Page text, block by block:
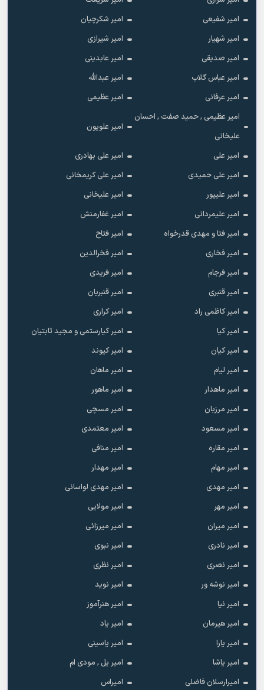
امیر شفیعی
امیر شکرچیان
امیر شهیار
امیر شیرازی
امیر صدیقی
امیر عابدینی
امیر عباس گلاب
امیر عبدالله
امیر عرفانی
امیر عظیمی
امیر عظیمی , حمید صفت , احسان
علیخانی
امیر علویون
امیر علی
امیر علی بهادری
امیر علی حمیدی
امیر علی کریمخانی
امیر علیپور
امیر علیخانی
امیر علیمردانی
امیر غفارمنش
امیر فتا و مهدی قدرخواه
امیر فتاح
امیر فخاری
امیر فخرالدین
امیر فرجام
امیر فریدی
امیر قنبری
امیر قنبریان
امیر کاظمی راد
امیر کراری
امیر کیا
امیر کیارستمی و مجید ثابتیان
امیر کیان
امیر کیوند
امیر لیام
امیر ماهان
امیر ماهدار
امیر ماهور
امیر مرزبان
امیر مسچی
امیر مسعود
امیر معتمدی
امیر مقاره
امیر منافی
امیر مهام
امیر مهدار
امیر مهدی
امیر مهدی لواسانی
امیر مهر
امیر مولایی
امیر میران
امیر میرزائی
امیر نادری
امیر نبوی
امیر نصری
امیر نظری
امیر نوشه ور
امیر نوید
امیر نیا
امیر هنرآموز
امیر هیرمان
امیر یاد
امیر یارا
امیر یاسینی
امیر یاشا
امیر یل , مودی ام
امیرارسلان فاضلی
امیراس